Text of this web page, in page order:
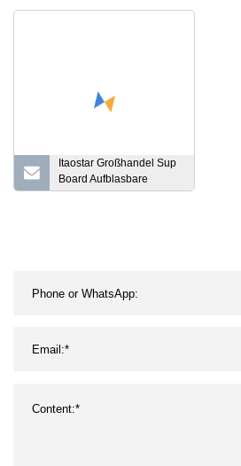
Itaostar Großhandel Sup
Board Aufblasbare
Surfbretter Stand-Up